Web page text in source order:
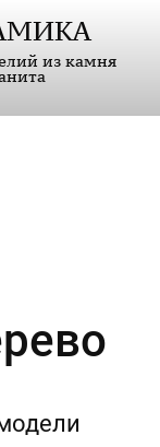
из камня